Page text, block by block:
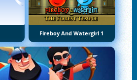
Fireboy And Watergirl 1